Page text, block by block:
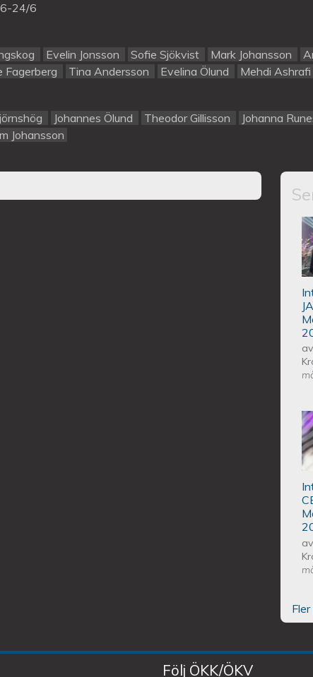
24/6
Evelin Jonsson Sofie Sjökvist Mark Johansson
Fagerberg Tina Andersson Evelina Ölund Mehdi Ashrafi
Johannes Ölund Theodor Gillisson Johanna
Johansson
av
av
Följ ÖKK/ÖKV